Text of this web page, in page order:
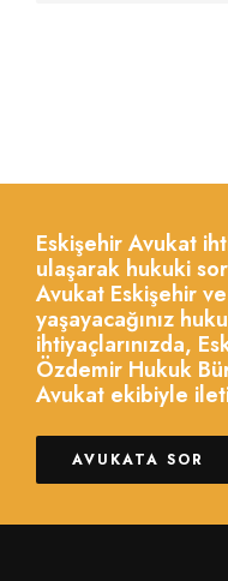
Eskişehir Avukat
ulaşarak hukuki
Avukat Eskişehir
yaşayacağınız
ihtiyaçlarınızda,
Özdemir Hukuk
Avukat ekibiyle
AVUKATA SOR